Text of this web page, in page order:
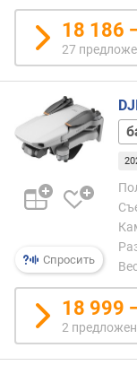
о
с
т
и
о
т
д
е
е
в
х
к
д
о
р
о
18 186
27
Спросить
Fly
18 999
2